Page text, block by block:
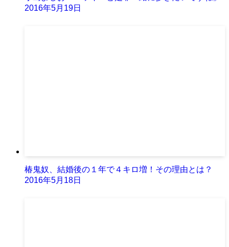
2016年5月19日
椿鬼奴、結婚後の１年で４キロ増！その理由とは？
2016年5月18日